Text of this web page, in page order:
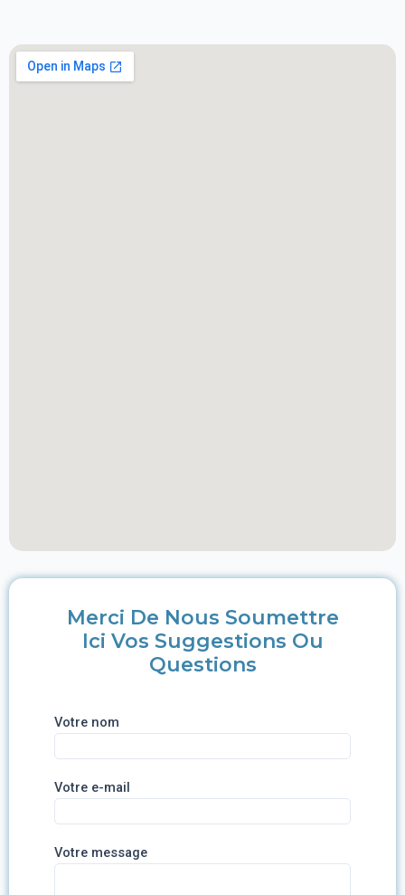
Merci De Nous Soumettre
Ici Vos Suggestions Ou
Questions
Votre nom
Votre e-mail
Votre message